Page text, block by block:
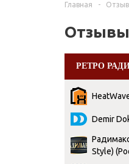
Главная -
Отзывы
РЕТРО
Demir
Style)